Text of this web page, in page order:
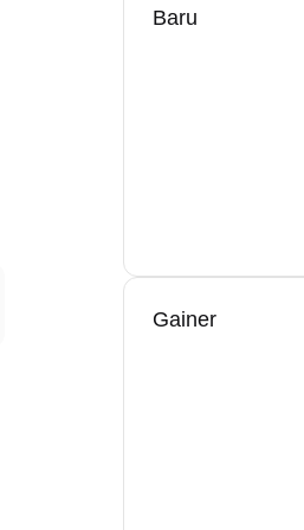
Baru
Gainer